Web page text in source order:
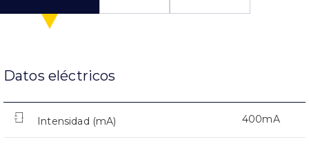
Datos eléctricos
Intensidad (mA) 400mA